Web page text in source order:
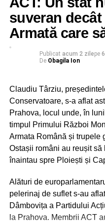
scris pe pagina sa de
PNL Siegfried Mureşan.
RELATIONATE:
FEATURED
POLITIC
la CJ Dâmboviţa, nu
uninominal!
Participarea record la
stimulată de alegătorii
cu ce rezultate concrete
Mija, Uzina
Speciale Dragomirești”,
Dâmbovița.
desfășoară activitatea în
apărare la câteva întrebări
– Câte contracte finanțate
ajunge la cele trei uzine?
– Ce sumă va fi investită
– De ce marile contracte
alte județe, în timp ce
„Realitatea trebuie
conduce Ministerul
suveran decât
Armată care
Publicat acum 2 zilepe
De Obagila Ion
Claudiu Târziu,
Conservatoare, s-a aflat
Prahova, locul unde, în
timpul Primului Război
Armata Română și trupele
Ostașii români au reușit
înaintau spre Ploiești și
Alături de
pelerinaj de suflet s-au
Dâmbovița a Partidului
la Prahova. Membrii ACT